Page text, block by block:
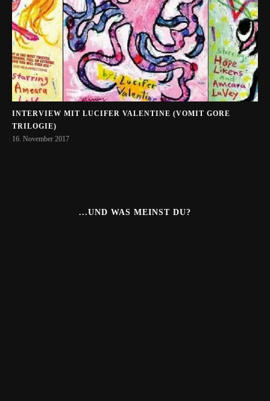
INTERVIEW MIT LUCIFER VALENTINE (VOMIT GORE
TRILOGIE)
16. November 2017
...UND WAS MEINST DU?